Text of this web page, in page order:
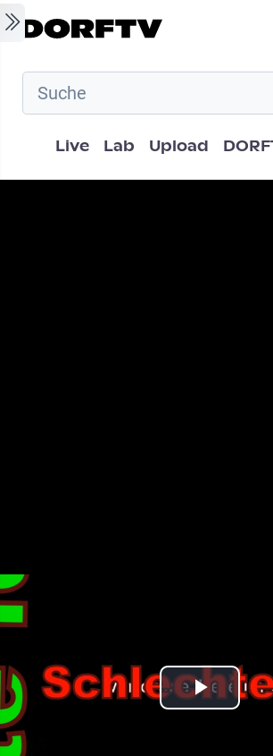
Skip to main content
Hauptnavigation
Live Lab Upload
Play